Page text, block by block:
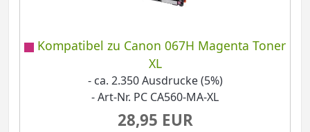
Kompatibel zu Canon 067H Magenta Toner
XL
- ca. 2.350 Ausdrucke (5%)
- Art-Nr. PC CA560-MA-XL
28,95 EUR